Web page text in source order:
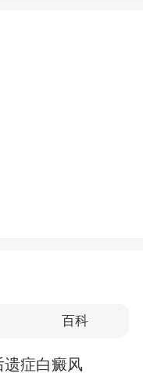
百科
症白癜风